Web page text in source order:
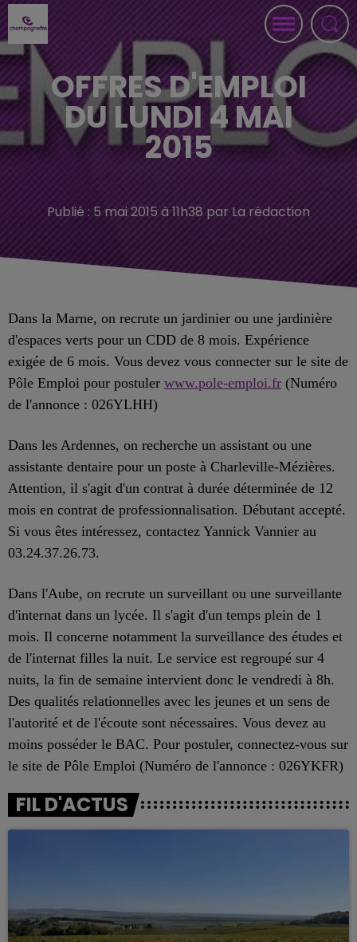
OFFRES D'EMPLOI
DU LUNDI 4 MAI
2015
Publié : 5 mai 2015 à 11h38 par La rédaction
Dans la Marne, on recrute un jardinier ou une jardinière
d'espaces verts pour un CDD de 8 mois. Expérience
exigée de 6 mois. Vous devez vous connecter sur le site de
Pôle Emploi pour postuler www.pole-emploi.fr (Numéro
de l'annonce : 026YLHH)
Dans les Ardennes, on recherche un assistant ou une
assistante dentaire pour un poste à Charleville-Mézières.
Attention, il s'agit d'un contrat à durée déterminée de 12
mois en contrat de professionnalisation. Débutant accepté.
Si vous êtes intéressez, contactez Yannick Vannier au
03.24.37.26.73.
Dans l'Aube, on recrute un surveillant ou une surveillante
d'internat dans un lycée. Il s'agit d'un temps plein de 1
mois. Il concerne notamment la surveillance des études et
de l'internat filles la nuit. Le service est regroupé sur 4
nuits, la fin de semaine intervient donc le vendredi à 8h.
Des qualités relationnelles avec les jeunes et un sens de
l'autorité et de l'écoute sont nécessaires. Vous devez au
moins posséder le BAC. Pour postuler, connectez-vous sur
le site de Pôle Emploi (Numéro de l'annonce : 026YKFR)
FIL D'ACTUS